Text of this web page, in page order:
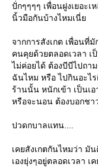
ปั่กๆๆๆๆ เพื่อนฝูงเยอะเ
นิ้วมือกันบ้างไหมเนี่
จากการสังเกต เพื่อนที่
คนคุยด้วยตลอดเวลา เ
ไม่ค่อยได้ ต้องบีบีไปถา
ฉันไหม หรือ ไปกินอะไ
ร้านนั้น หนักเข้า เป็นเ
หรือจะนอน ต้องบอกช
ปวดกบาลแทน....
เคยสังเกตกันไหมว่า มั
เองยุ่งๆอยู่ตลอดเวลา